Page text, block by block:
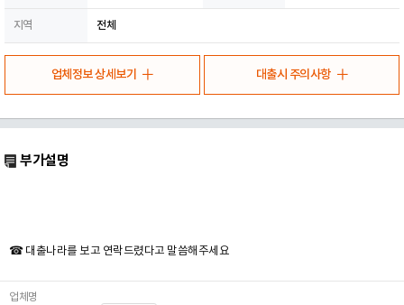
지역 전체
업체정보 상세보기 대출시 주의사항
부가설명
☎ 대출나라를 보고 연락드렸다고 말씀해주세요
업체명